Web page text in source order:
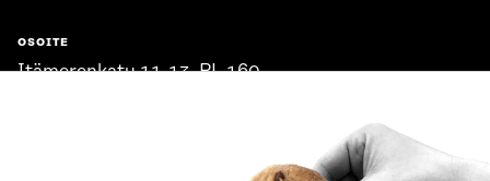
OSOITE
Itämerenkatu 11-13, PL 160,